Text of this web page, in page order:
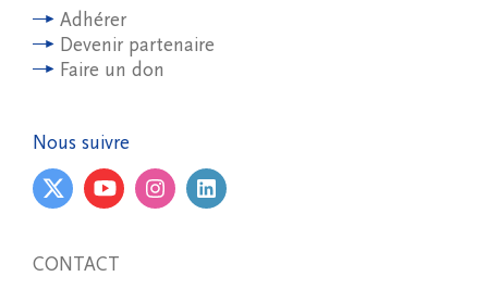
Adhérer
Devenir partenaire
Faire un don
Nous suivre
CONTACT